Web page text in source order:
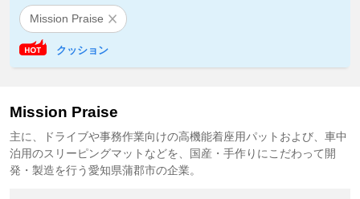
Mission Praise
クッション
Mission Praise
主に、ドライブや事務作業向けの高機能着座用パットおよび、車中
泊用のスリーピングマットなどを、国産・手作りにこだわって開
発・製造を行う愛知県蒲郡市の企業。